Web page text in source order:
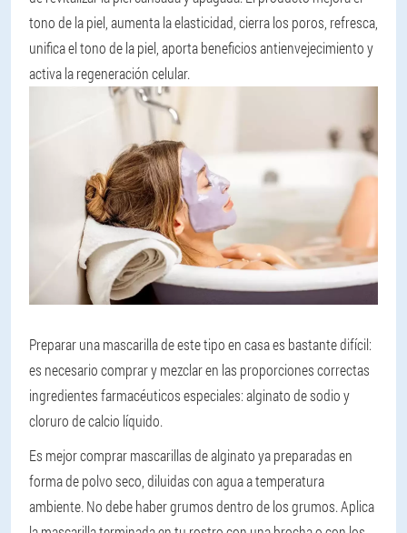
tono de la piel, aumenta la elasticidad, cierra los poros, refresca,
unifica el tono de la piel, aporta beneficios antienvejecimiento y
activa la regeneración celular.
Preparar una mascarilla de este tipo en casa es bastante difícil:
es necesario comprar y mezclar en las proporciones correctas
ingredientes farmacéuticos especiales: alginato de sodio y
cloruro de calcio líquido.
Es mejor comprar mascarillas de alginato ya preparadas en
forma de polvo seco, diluidas con agua a temperatura
ambiente. No debe haber grumos dentro de los grumos. Aplica